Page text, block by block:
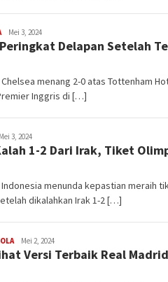
Steven
Darma
Mei 3, 2024
Delapan Setelah
Chelsea menang 2-0 atas Tottenham
Inggris di […]
Mei 3, 2024
1-2 Dari Irak, Tiket
Indonesia menunda kepastian meraih
dikalahkan Irak 1-2 […]
Steven
Darma
Mei 2, 2024
Versi Terbaik Real